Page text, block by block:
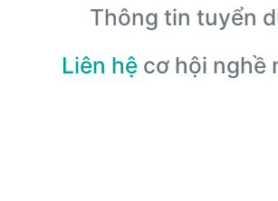
Thông tin tuyển
Liên hệ cơ hội nghề